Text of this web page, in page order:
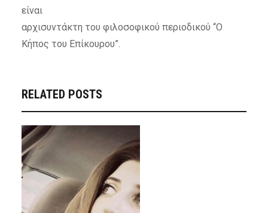
είναι
αρχισυντάκτη του φιλοσοφικού περιοδικού “Ο
Κήπος του Επίκουρου”.
RELATED POSTS